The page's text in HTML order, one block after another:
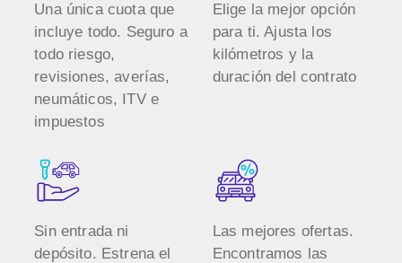
Una única cuota que
incluye todo. Seguro a
todo riesgo,
revisiones, averías,
neumáticos, ITV e
impuestos
Elige la mejor opción
para ti. Ajusta los
kilómetros y la
duración del contrato
Sin entrada ni
depósito. Estrena el
Las mejores ofertas.
Encontramos las